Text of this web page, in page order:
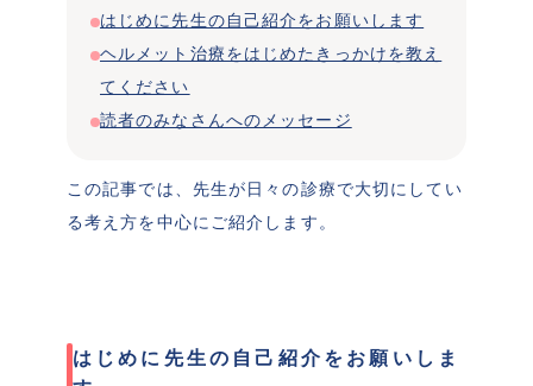
はじめに先生の自己紹介をお願いします
ヘルメット治療をはじめたきっかけを教え
てください
読者のみなさんへのメッセージ
この記事では、先生が日々の診療で大切にしてい
る考え方を中心にご紹介します。
はじめに先生の自己紹介をお願いしま